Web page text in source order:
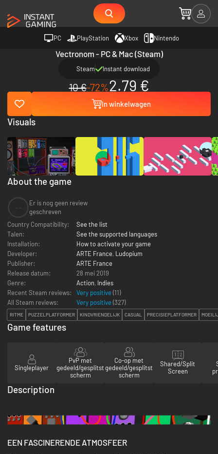
PC PlayStation Xbox Nintendo
Vectronom - PC & Mac (Steam)
Steam Instant download
10 €-72%2.79 €
In winkelwagen
About the game
Er is nog geen review
geschreven
Country Compatibility:
See the list
Talen:
See the supported languages
Installation:
How to activate your game
Developer:
ARTE France, Ludopium
Publisher:
ARTE France
Release datum:
28 mei 2019
Genre:
Action, Indies
Recent Steam reviews:
Very positive (11)
All Steam reviews:
Very positive (327)
RITME PUZZELPLATFORMER KINDVRIENDELIJK CASUAL PRECISIEPLATFORMER
Visuals
Game features
Singleplayer
PvP met
gedeeld/gesplitst
scherm
Co-op met
gedeeld/gesplitst
scherm
Shared/Split
Screen
Description
EEN FASCINERENDE ATMOSFEER